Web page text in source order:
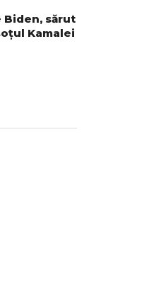
Biden, sărut
Kamalei